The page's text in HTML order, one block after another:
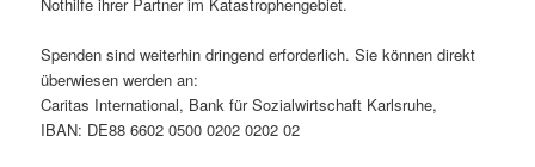
Spenden sind weiterhin dringend erforderlich. Sie können direkt
überwiesen werden an:
Caritas International, Bank für Sozialwirtschaft Karlsruhe,
IBAN: DE88 6602 0500 0202 0202 02